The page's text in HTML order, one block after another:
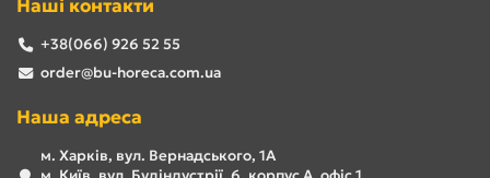
Наші контакти
+38(066) 926 52 55
order@bu-horeca.com.ua
Наша адреса
м. Харків, вул. Вернадського, 1А